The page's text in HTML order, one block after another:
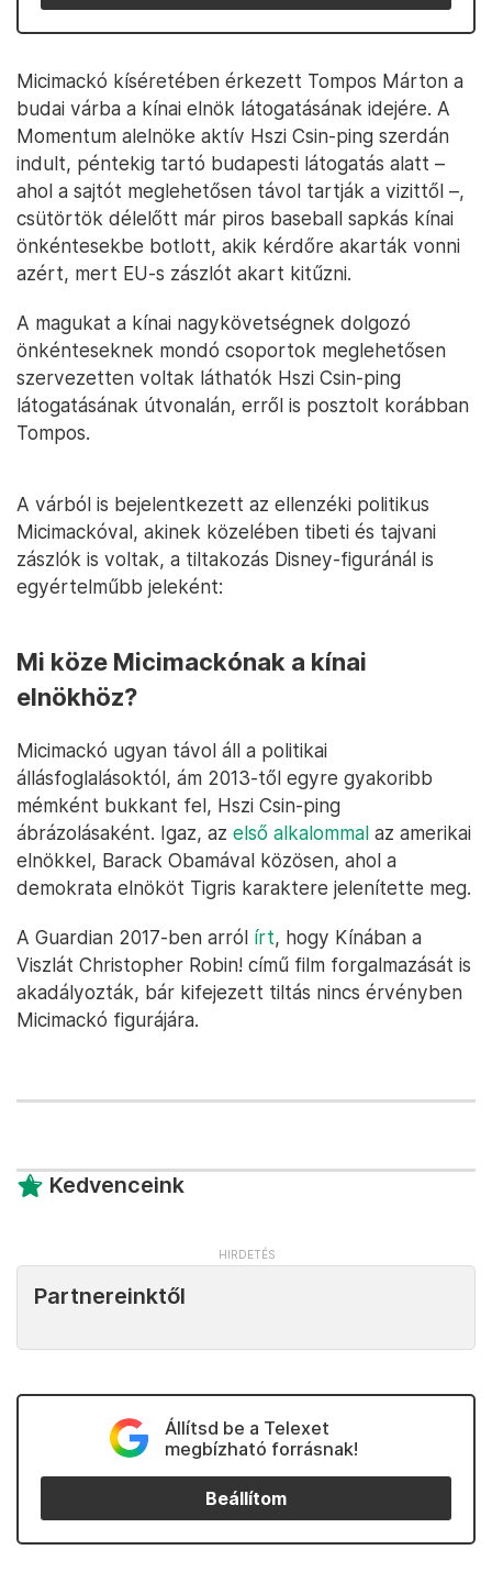
Micimackó kíséretében érkezett Tompos Márton a
budai várba a kínai elnök látogatásának idejére. A
Momentum alelnöke aktív Hszi Csin-ping szerdán
indult, péntekig tartó budapesti látogatás alatt –
ahol a sajtót meglehetősen távol tartják a vizittől –,
csütörtök délelőtt már piros baseball sapkás kínai
önkéntesekbe botlott, akik kérdőre akarták vonni
azért, mert EU-s zászlót akart kitűzni.
A magukat a kínai nagykövetségnek dolgozó
önkénteseknek mondó csoportok meglehetősen
szervezetten voltak láthatók Hszi Csin-ping
látogatásának útvonalán, erről is posztolt korábban
Tompos.
A várból is bejelentkezett az ellenzéki politikus
Micimackóval, akinek közelében tibeti és tajvani
zászlók is voltak, a tiltakozás Disney-figuránál is
egyértelműbb jeleként:
Mi köze Micimackónak a kínai
elnökhöz?
Micimackó ugyan távol áll a politikai
állásfoglalásoktól, ám 2013-től egyre gyakoribb
mémként bukkant fel, Hszi Csin-ping
ábrázolásaként. Igaz, az első alkalommal az amerikai
elnökkel, Barack Obamával közösen, ahol a
demokrata elnököt Tigris karaktere jelenítette meg.
A Guardian 2017-ben arról írt, hogy Kínában a
Viszlát Christopher Robin! című film forgalmazását is
akadályozták, bár kifejezett tiltás nincs érvényben
Micimackó figurájára.
Kedvenceink
Partnereinktől
Állítsd be a Telexet
megbízható forrásnak!
Beállítom